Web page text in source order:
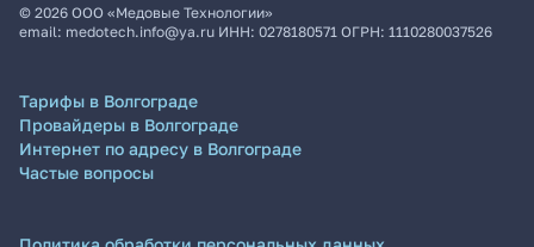
© 2026 ООО «Медовые Технологии»
email: medotech.info@ya.ru ИНН: 0278180571 ОГРН: 1110280037526
Тарифы в Волгограде
Провайдеры в Волгограде
Интернет по адресу в Волгограде
Частые вопросы